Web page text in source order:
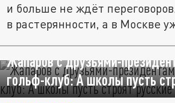
и больше не ждёт
в растерянности, а в Москве
Жапаров с друзьями-
гольф-клуб: А школы пусть